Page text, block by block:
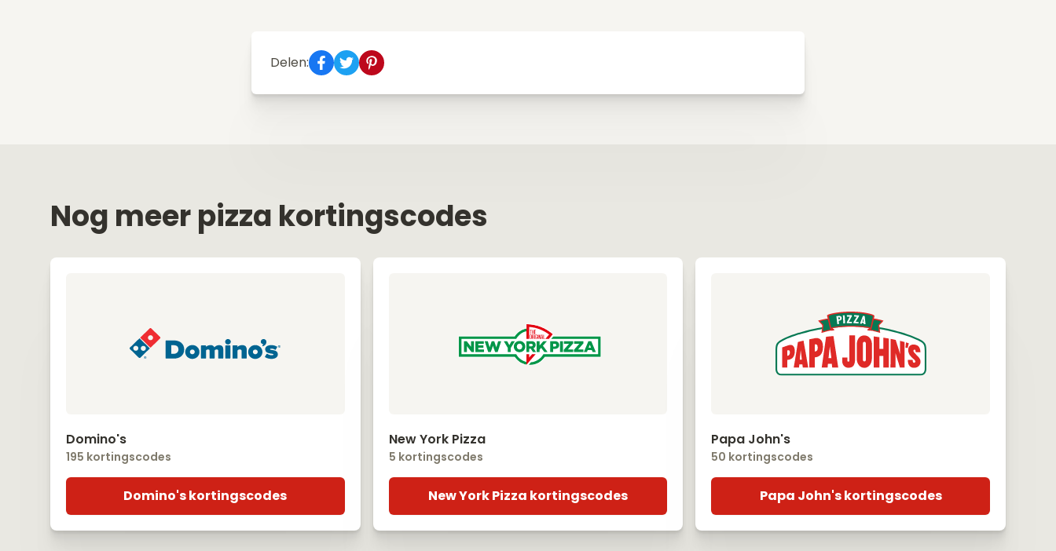
Delen:
Nog meer pizza kortingscodes
Domino's
195 kortingscodes
Domino's kortingscodes
New York Pizza
5 kortingscodes
New York Pizza kortingscodes
Papa John's
50 kortingscodes
Papa John's kortingscodes